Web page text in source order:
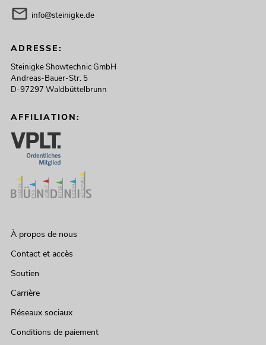
info@steinigke.de
ADRESSE:
Steinigke Showtechnic GmbH
Andreas-Bauer-Str. 5
D-97297 Waldbüttelbrunn
AFFILIATION:
À propos de nous
Contact et accès
Soutien
Carrière
Réseaux sociaux
Conditions de paiement